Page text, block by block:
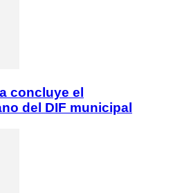
concluye el
del DIF municipal